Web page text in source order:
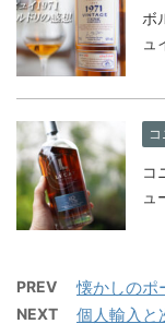
ボ
ュ
コ
ュ
PREV 懐かしの
NEXT 個人輸入と